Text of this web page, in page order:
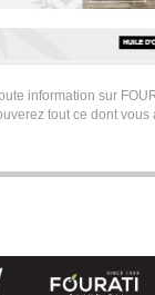
information sur
tout ce dont vous